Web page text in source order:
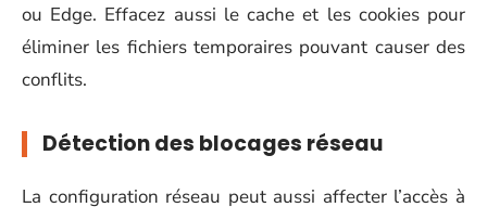
ou Edge. Effacez aussi le cache et les cookies pour
éliminer les fichiers temporaires pouvant causer des
conflits.
Détection des blocages réseau
La configuration réseau peut aussi affecter l’accès à